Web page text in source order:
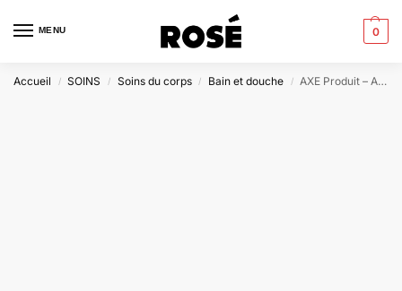
MENU 0
Accueil / SOINS / Soins du corps / Bain et douche / AXE Produit – AXE BLACK 3-EN-1 GEL DOUCHE